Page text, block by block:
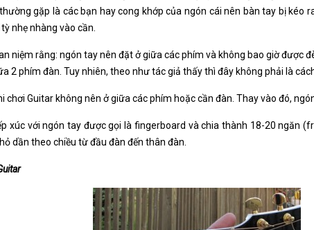
gặp là các bạn hay cong khớp của ngón cái nên bàn tay bị kéo
nhẹ nhàng vào cần.
niệm rằng: ngón tay nên đặt ở giữa các phím và không bao giờ được
2 phím đàn. Tuy nhiên, theo như tác giả thấy thì đây không phải là
chơi Guitar không nên ở giữa các phím hoặc cần đàn. Thay vào đó,
xúc với ngón tay được gọi là fingerboard và chia thành 18-20 ngăn
dần theo chiều từ đầu đàn đến thân đàn.